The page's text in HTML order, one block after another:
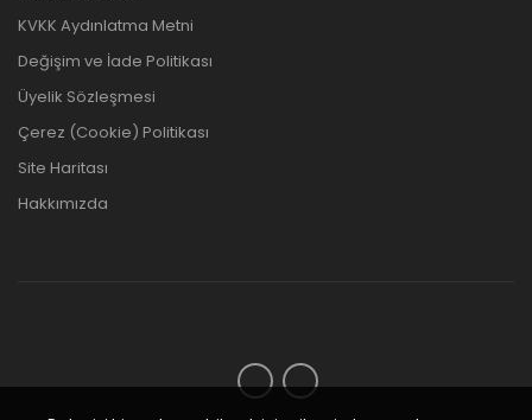
KVKK Aydınlatma Metni
Değişim ve İade Politikası
Üyelik Sözleşmesi
Çerez (Cookie) Politikası
Site Haritası
Hakkımızda